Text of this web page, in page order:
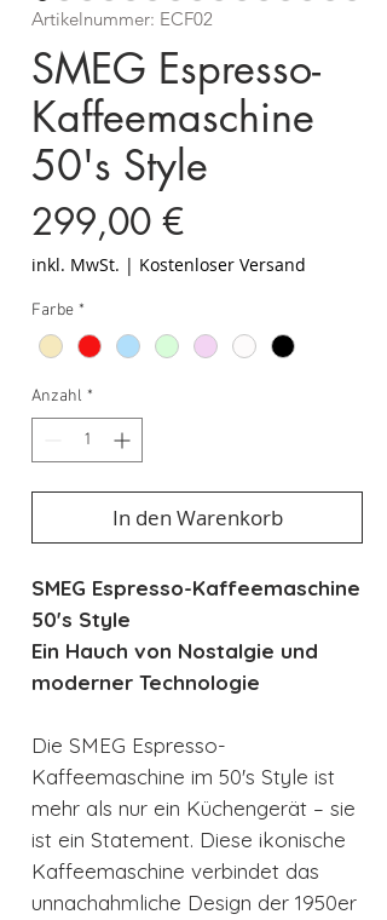
Artikelnummer: ECF02
SMEG Espresso-
Kaffeemaschine
50's Style
299,00 €Preis
inkl. MwSt. | Kostenloser Versand
Farbe *
Anzahl *
In den Warenkorb
SMEG Espresso-Kaffeemaschine
50's Style
Ein Hauch von Nostalgie und
moderner Technologie
Die SMEG Espresso-
Kaffeemaschine im 50's Style ist
mehr als nur ein Küchengerät – sie
ist ein Statement. Diese ikonische
Kaffeemaschine verbindet das
unnachahmliche Design der 1950er